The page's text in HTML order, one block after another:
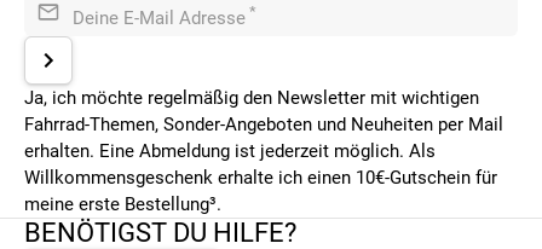
Deine E-Mail Adresse *
Ja, ich möchte regelmäßig den Newsletter mit wichtigen
Fahrrad-Themen, Sonder-Angeboten und Neuheiten per Mail
erhalten. Eine Abmeldung ist jederzeit möglich. Als
Willkommensgeschenk erhalte ich einen 10€-Gutschein für
meine erste Bestellung³.
BENÖTIGST DU HILFE?